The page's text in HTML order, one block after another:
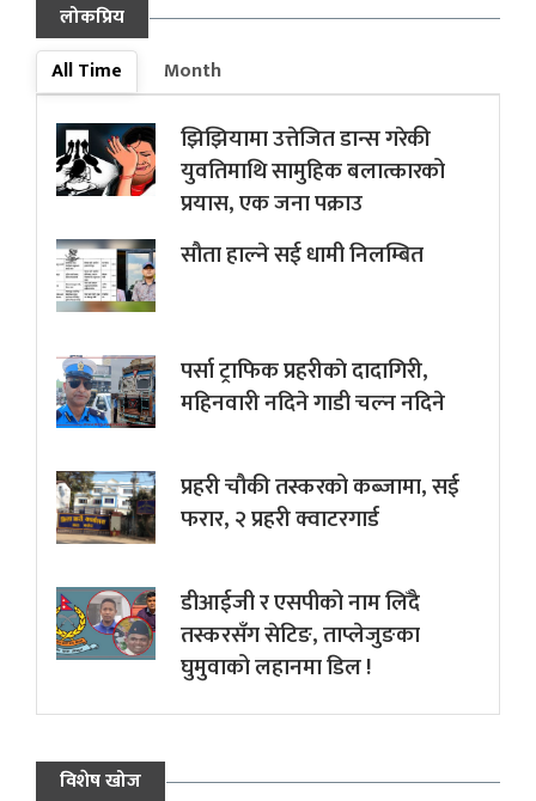
लोकप्रिय
All Time
Month
झिझियामा उत्तेजित डान्स गरेकी
युवतिमाथि सामुहिक बलात्कारको
प्रयास, एक जना पक्राउ
सौता हाल्ने सई धामी निलम्बित
पर्सा ट्राफिक प्रहरीकाे दादागिरी,
महिनवारी नदिने गाडी चल्न नदिने
प्रहरी चौकी तस्करको कब्जामा, सई
फरार, २ प्रहरी क्वाटरगार्ड
डीआईजी र एसपीको नाम लिँदै
तस्करसँग सेटिङ, ताप्लेजुङका
घुमुवाको लहानमा डिल !
विशेष खोज